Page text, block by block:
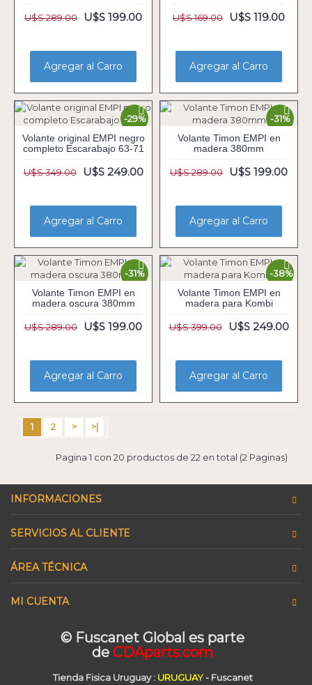
U$S 289.00 U$S 199.00
Agregar al Carro
U$S 169.00 U$S 119.00
Agregar al Carro
-29%
Volante original EMPI negro
completo Escarabajo 63-71
U$S 349.00 U$S 249.00
Agregar al Carro
-31%
Volante Timon EMPI en
madera 380mm
U$S 289.00 U$S 199.00
Agregar al Carro
-31%
Volante Timon EMPI en
madera oscura 380mm
U$S 289.00 U$S 199.00
Agregar al Carro
-38%
Volante Timon EMPI en
madera para Kombi
U$S 399.00 U$S 249.00
Agregar al Carro
1 2 > >|
Pagina 1 con 20 productos de 22 en total (2 Paginas)
INFORMACIONES
SERVICIOS AL CLIENTE
ÁREA TÉCNICA
MI CUENTA
© Fuscanet Global es parte
de CDAparts.com
Tienda Fisica Uruguay: URUGUAY- Fuscanet